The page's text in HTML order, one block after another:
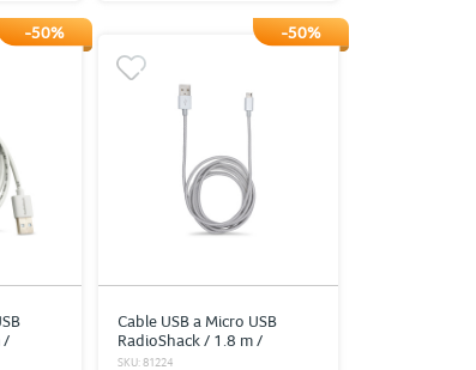
-50%
/
-50%
Cable USB a Micro USB
RadioShack / 1.8 m /
Trenzado / Plata
SKU: 81224